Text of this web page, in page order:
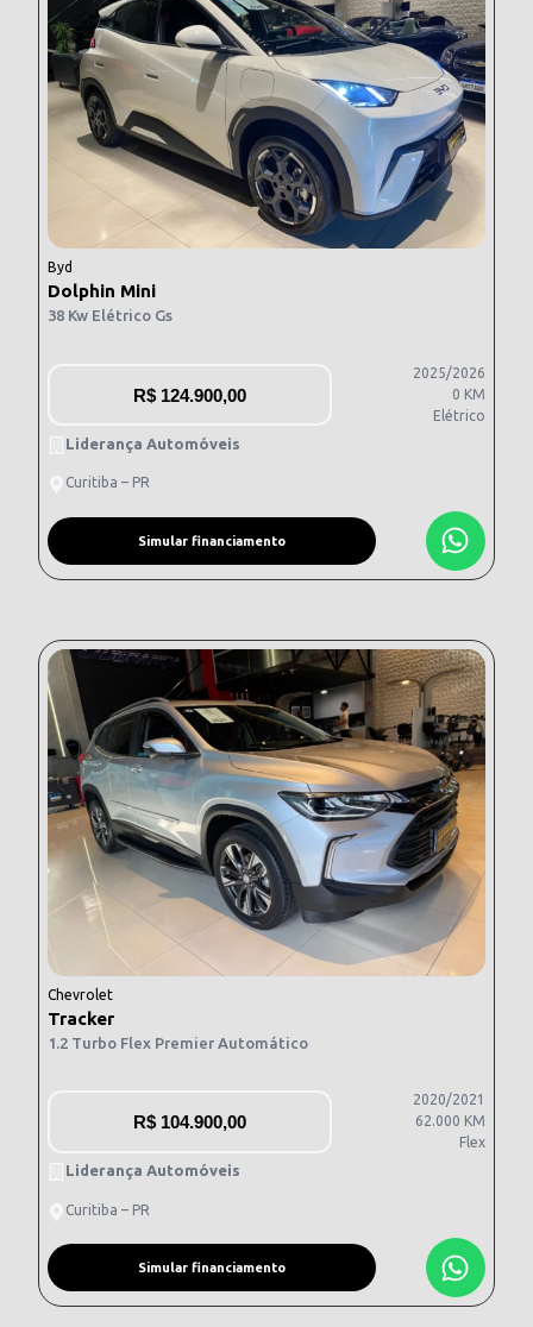
Byd
Dolphin Mini
38 Kw Elétrico Gs
R$ 124.900,00
2025/2026
0 KM
Elétrico
Liderança Automóveis
Curitiba – PR
Simular financiamento
Chevrolet
Tracker
1.2 Turbo Flex Premier Automático
R$ 104.900,00
2020/2021
62.000 KM
Flex
Liderança Automóveis
Curitiba – PR
Simular financiamento